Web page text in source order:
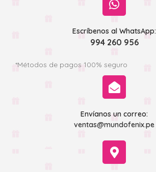
Escríbenos al WhatsApp:
994 260 956
*Métodos de pagos 100% seguro
Envíanos un correo:
ventas@mundofenix.pe